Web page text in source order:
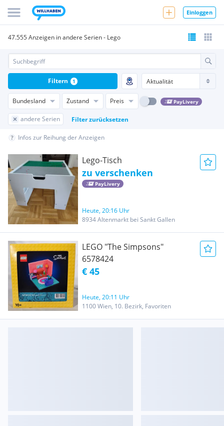
Einloggen
47.555 Anzeigen in andere Serien - Lego
Bundesland Zustand Preis PayLivery
andere Serien Filter zurücksetzen
Filtern 1
Infos zur Reihung der Anzeigen
Lego-Tisch
zu verschenken
PayLivery
Heute, 20:16 Uhr
8934 Altenmarkt bei Sankt Gallen
LEGO "The Simpsons"
6578424
€ 45
Heute, 20:11 Uhr
1100 Wien, 10. Bezirk, Favoriten